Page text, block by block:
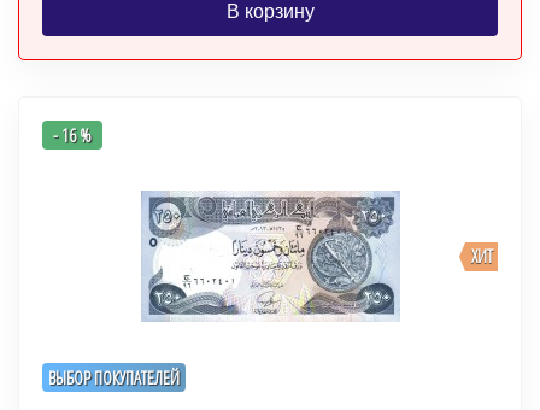
В корзину
ВЫБОР ПОКУПАТЕЛЕЙ
ХИТ
- 16 %